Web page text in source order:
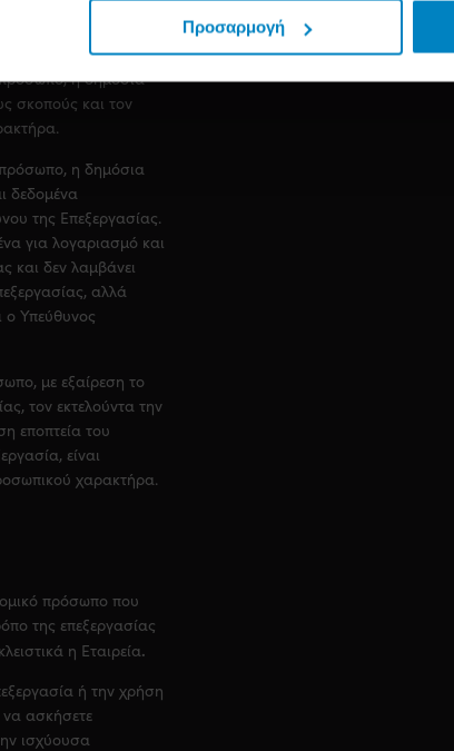
Προσαρμογή
κατ` άλλο
η δημόσια
σκοπούς και τον
πρόσωπο, η δημόσια
δεδομένα
της Επεξεργασίας.
για λογαριασμό και
και δεν λαμβάνει
αλλά
ο Υπεύθυνος
με εξαίρεση το
τον εκτελούντα την
εποπτεία του
είναι
χαρακτήρα.
πρόσωπο που
της επεξεργασίας
η Εταιρεία.
ή την χρήση
ασκήσετε
ισχύουσα